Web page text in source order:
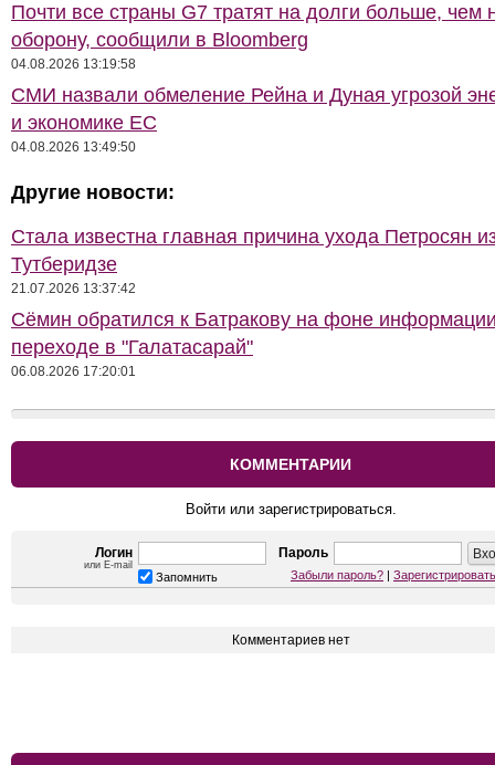
Почти все страны G7 тратят на долги больше, чем
оборону, сообщили в Bloomberg
04.08.2026 13:19:58
СМИ назвали обмеление Рейна и Дуная угрозой
и экономике ЕС
04.08.2026 13:49:50
Другие новости:
Стала известна главная причина ухода Петросян
Тутберидзе
21.07.2026 13:37:42
Сёмин обратился к Батракову на фоне
переходе в "Галатасарай"
06.08.2026 17:20:01
КОММЕНТАРИИ
Войти или зарегистрироваться.
Логин
или E-mail
Пароль
Запомнить Забыли пароль? |
Комментариев нет